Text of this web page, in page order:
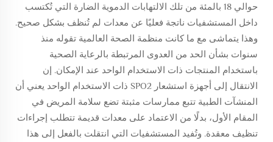
حوالي 18 بالمئة من تلك الالتهابات الدموية الضارة التي تُكتسب
داخل المستشفيات ناتجة فعليًا عن معدات لم تُنظف بشكل صحيح.
وهذا يتماشى مع ما كانت منظمة الصحة العالمية تقوله منذ
سنوات بشأن الحد من العدوى المرتبطة بالرعاية الصحية
باستخدام المنتجات ذات الاستخدام الواحد عند الإمكان. إن
الانتقال إلى أجهزة استشعار SPO2 ذات الاستخدام الواحد يعني أن
المنشآت الطبية تتبع ممارسات مثبتة تضع سلامة المريض في
المقام الأول، بدلًا من الاعتماد على معدات قديمة تتطلب إجراءات
تنظيف معقدة. وتُفيد المستشفيات التي انتقلت بالفعل إلى هذا